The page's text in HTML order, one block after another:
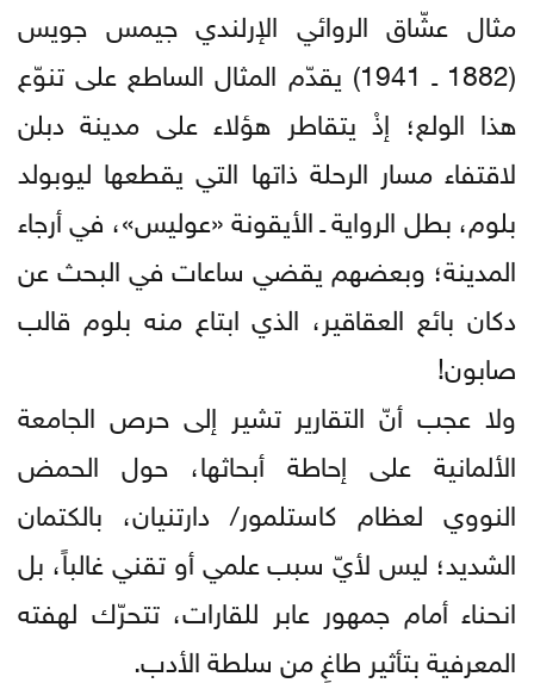
مثال عشّاق الروائي الإرلندي جيمس جويس
(1882 ـ 1941) يقدّم المثال الساطع على تنوّع
هذا الولع؛ إذْ يتقاطر هؤلاء على مدينة دبلن
لاقتفاء مسار الرحلة ذاتها التي يقطعها ليوبولد
بلوم، بطل الرواية ـ الأيقونة «عوليس»، في أرجاء
المدينة؛ وبعضهم يقضي ساعات في البحث عن
دكان بائع العقاقير، الذي ابتاع منه بلوم قالب
صابون!
ولا عجب أنّ التقارير تشير إلى حرص الجامعة
الألمانية على إحاطة أبحاثها، حول الحمض
النووي لعظام كاستلمور/ دارتنيان، بالكتمان
الشديد؛ ليس لأيّ سبب علمي أو تقني غالباً، بل
انحناء أمام جمهور عابر للقارات، تتحرّك لهفته
المعرفية بتأثير طاغٍ من سلطة الأدب.